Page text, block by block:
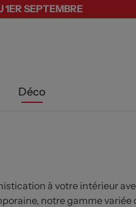
1ER SEPTEMBRE
Déco
à votre intérieur
notre gamme variée